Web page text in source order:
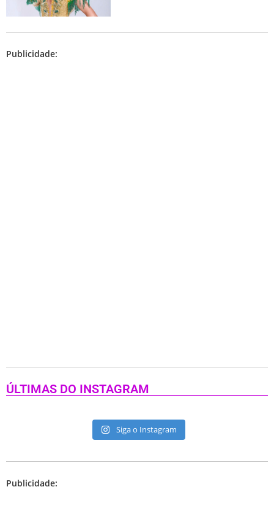
Publicidade:
ÚLTIMAS DO INSTAGRAM
Siga o Instagram
Publicidade: